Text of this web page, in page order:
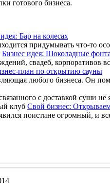
готового бизнеса.
Бар на колесах
придумывать что-то
Бизнес идея: Шоколадные
свадеб, корпоративов
план по открытию сауны
любого бизнеса. Он
с доставкой суши
Cвой бизнес:
поистине огромный, и